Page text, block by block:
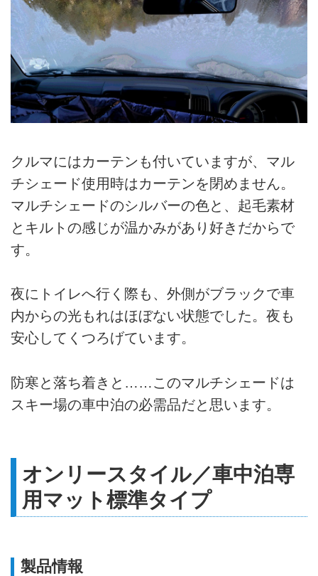
クルマにはカーテンも付いていますが、マル
チシェード使用時はカーテンを閉めません。
マルチシェードのシルバーの色と、起毛素材
とキルトの感じが温かみがあり好きだからで
す。
夜にトイレへ行く際も、外側がブラックで車
内からの光もれはほぼない状態でした。夜も
安心してくつろげています。
防寒と落ち着きと……このマルチシェードは
スキー場の車中泊の必需品だと思います。
オンリースタイル／車中泊専
用マット標準タイプ
製品情報